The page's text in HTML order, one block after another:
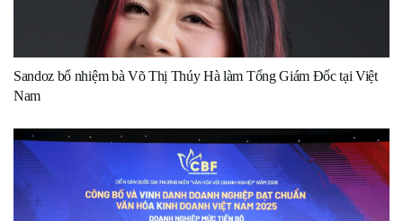
Sandoz bổ nhiệm bà Võ Thị Thúy Hà làm Tổng Giám Đốc tại Việt
Nam